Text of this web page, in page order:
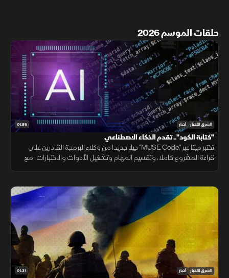
حلقات الموسم 2026
01:56 الشرق للأخبار أخبار
"كتابة الكود".. تقدم الذكاء الاصطناعي
تختبر ميتا عبر "MUSE Code" جيلا جديدا من وكلاء البرمجة القادرين على
قراءة المشروع كاملا، وتقسيم المهام وتشغيل الأدوات والاختبارات، مع
01:31 الشرق للأخبار أخبار